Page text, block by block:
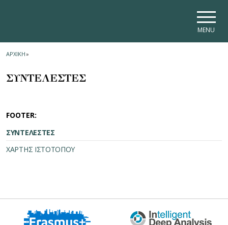
MENU
ΑΡΧΙΚΗ»
ΣΥΝΤΕΛΕΣΤΕΣ
FOOTER:
ΣΥΝΤΕΛΕΣΤΕΣ
ΧΑΡΤΗΣ ΙΣΤΟΤΟΠΟΥ